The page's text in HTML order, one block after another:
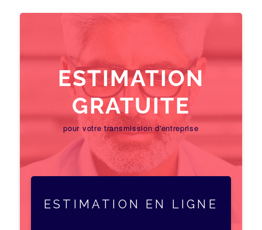
ESTIMATION
GRATUITE
pour votre transmission d'entreprise
ESTIMATION EN LIGNE